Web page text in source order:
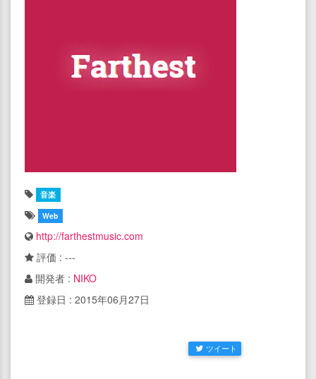
音楽
Web
http://farthestmusic.com
評価 : ---
開発者 : NIKO
登録日 : 2015年06月27日
ツイート